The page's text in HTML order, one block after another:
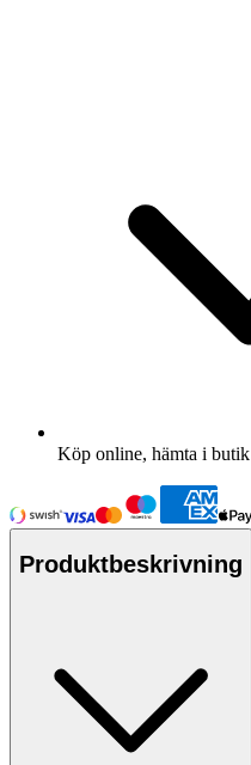
Köp online, hämta i butik
Produktbeskrivning